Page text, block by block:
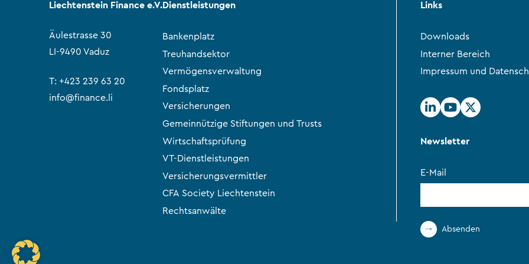
Liechtenstein Finance e.V.
Äulestrasse 30
LI-9490 Vaduz
T:+423 239 63 20
info@finance.li
Dienstleistungen
Bankenplatz
Treuhandsektor
Vermögensverwaltung
Fondsplatz
Versicherungen
Gemeinnützige Stiftungen und Trusts
Wirtschaftsprüfung
VT-Dienstleistungen
Versicherungsvermittler
CFA Society Liechtenstein
Rechtsanwälte
Links
Downloads
Interner Bereich
Impressum und
Newsletter
E-Mail
Absenden